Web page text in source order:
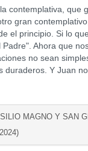
que
gran
el principio. Si lo
Ahora que
no sean
Y Juan
MAGNO Y SAN
2024)